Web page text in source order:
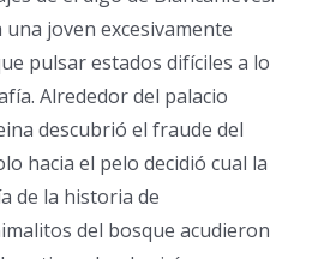
joven excesivamente
pulsar estados difíciles a lo
Alrededor del palacio
descubrió el fraude del
hacia el pelo decidió cual la
de la historia de
del bosque acudieron